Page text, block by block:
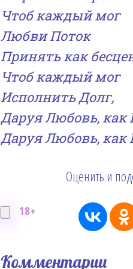
Чтоб каждый мог
Любви Поток
Принять как
Чтоб каждый мог
Исполнить Долг,
Даруя Любовь, как
Даруя Любовь, как
18+
Оценить и
Комментарии